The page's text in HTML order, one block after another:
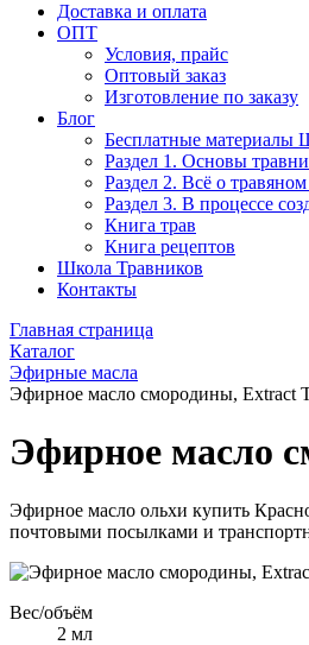
Доставка и оплата
ОПТ
Условия, прайс
Оптовый заказ
Изготовление по заказу
Блог
Бесплатные материалы
Раздел 1. Основы
Раздел 2. Всё о травяном
Раздел 3. В процессе
Книга трав
Книга рецептов
Школа Травников
Контакты
Главная страница
Каталог
Эфирные масла
Эфирное масло смородины, Extract
Эфирное масло
Эфирное масло ольхи купить
почтовыми посылками и
Вес/объём
2 мл